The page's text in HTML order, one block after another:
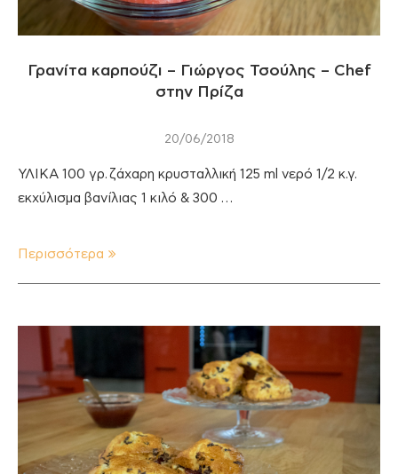
Γρανίτα καρπούζι – Γιώργος Τσούλης – Chef
στην Πρίζα
20/06/2018
ΥΛΙΚΑ 100 γρ. ζάχαρη κρυσταλλική 125 ml νερό 1/2 κ.γ.
εκχύλισμα βανίλιας 1 κιλό & 300 …
Περισσότερα